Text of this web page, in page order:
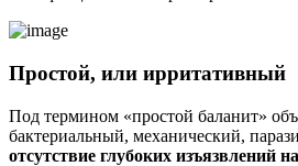
Простой, или ирритативный
Под термином «простой баланит»
бактериальный, механический,
отсутствие глубоких изъязвлений